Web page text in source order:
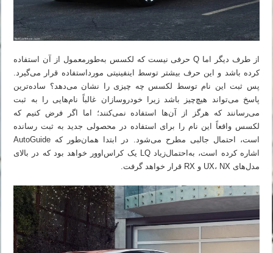
از طرف دیگر اما Q حرفی نیست که لکسس به‌طورمعمول از آن استفاده
کرده باشد و این حرف بیشتر توسط اینفینیتی مورداستفاده قرار می‌گیرد.
پس ثبت این نام توسط لکسس چه چیزی را نشان می‌دهد؟ ساده‌ترین
پاسخ می‌تواند هیچ‌چیز باشد زیرا خودروسازان غالباً نام‌هایی را به ثبت
می‌رسانند که هرگز از آن‌ها استفاده نمی‌کنند؛ اما اگر فرض کنیم که
لکسس واقعاً این نام را برای استفاده در محصولی جدید به ثبت رسانده
است، احتمال جالبی مطرح می‌شود. در ابتدا همان‌طور که AutoGuide
اشاره کرده است، به‌احتمال‌زیاد LQ یک کراس‌اوور خواهد بود که در بالای
مدل‌های UX، NX و RX قرار خواهد گرفت.